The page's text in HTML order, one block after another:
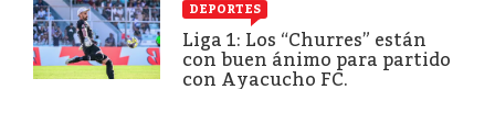
DEPORTES
Liga 1: Los “Churres” están
con buen ánimo para partido
con Ayacucho FC.